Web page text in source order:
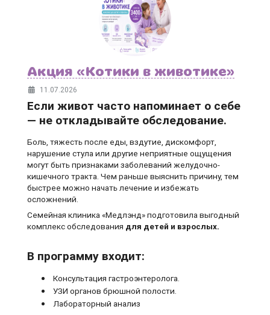
Акция «Котики в животике»
11.07.2026
Если живот часто напоминает о себе
— не откладывайте обследование.
Боль, тяжесть после еды, вздутие, дискомфорт,
нарушение стула или другие неприятные ощущения
могут быть признаками заболеваний желудочно-
кишечного тракта. Чем раньше выяснить причину, тем
быстрее можно начать лечение и избежать
осложнений.
Семейная клиника «Медлэнд» подготовила выгодный
комплекс обследования для детей и взрослых.
В программу входит:
Консультация гастроэнтеролога.
УЗИ органов брюшной полости.
Лабораторный анализ